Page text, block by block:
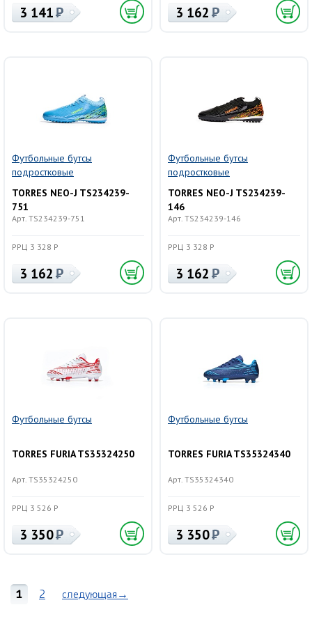
3 141 3 162
Футбольные бутсы
подростковые
TORRES NEO-J TS234239-
751
Арт. TS234239-751
РРЦ 3 328 Р
3 162
Футбольные бутсы
подростковые
TORRES NEO-J TS234239-
146
Арт. TS234239-146
РРЦ 3 328 Р
3 162
Футбольные бутсы
TORRES FURIA TS35324250
Арт. TS35324250
РРЦ 3 526 Р
3 350
Футбольные бутсы
TORRES FURIA TS35324340
Арт. TS35324340
РРЦ 3 526 Р
3 350
1 2 следующая→